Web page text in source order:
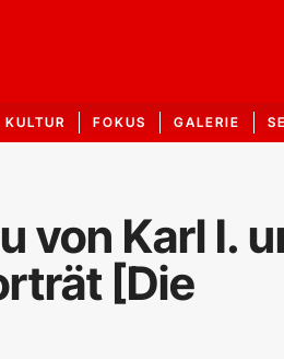
FOKUS GALERIE
von Karl I.
[Die